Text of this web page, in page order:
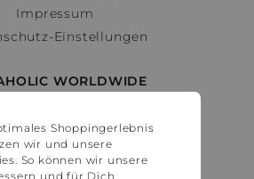
Impressum
Einstellungen
WORLDWIDE
Österreich
Schweiz
Shoppingerlebnis
wir und unsere
So können wir unsere
und für Dich